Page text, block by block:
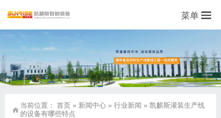
菜单
当前位置： 首页 » 新闻中心 » 行业新闻 » 凯麒斯灌装生产线
的设备有哪些特点